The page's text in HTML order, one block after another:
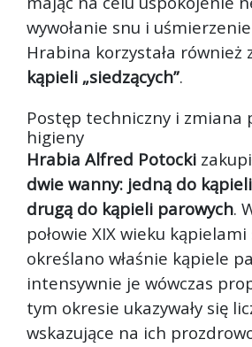
wywołanie snu i
Hrabina korzystała również
kąpieli „siedzących”.
Postęp techniczny i zmiana
higieny
Hrabia Alfred Potocki
dwie wanny: jedną do
drugą do kąpieli parowych.
połowie XIX wieku
określano właśnie kąpiele
intensywnie je wówczas
tym okresie ukazywały się
wskazujące na ich